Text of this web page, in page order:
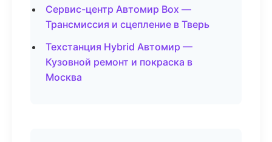
Сервис-центр Автомир Box —
Трансмиссия и сцепление в Тверь
Техстанция Hybrid Автомир —
Кузовной ремонт и покраска в
Москва